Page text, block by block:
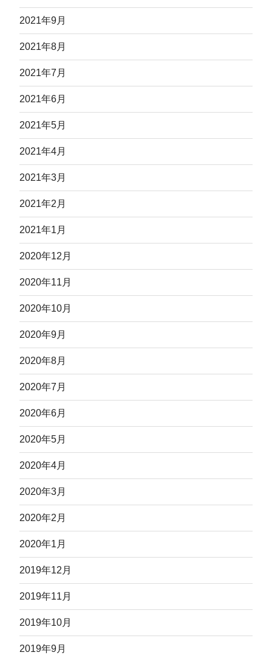
2021年9月
2021年8月
2021年7月
2021年6月
2021年5月
2021年4月
2021年3月
2021年2月
2021年1月
2020年12月
2020年11月
2020年10月
2020年9月
2020年8月
2020年7月
2020年6月
2020年5月
2020年4月
2020年3月
2020年2月
2020年1月
2019年12月
2019年11月
2019年10月
2019年9月